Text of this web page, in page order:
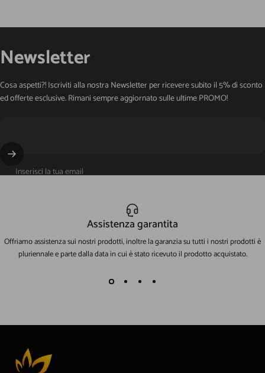
Newsletter
Cosa aspetti?! Iscriviti alla nostra Newsletter per ricevere subito il 5% di sconto
ed offerte esclusive. Rimani sempre aggiornato sulle ultime PROMO!
Inserisci la tua email
Assistenza garantita
Offriamo assistenza sui nostri prodotti, inoltre la garanzia su tutti i nostri prodotti è
pluriennale e parte dalla data in cui è stato ricevuto il prodotto acquistato.
EcoWorld-Shop